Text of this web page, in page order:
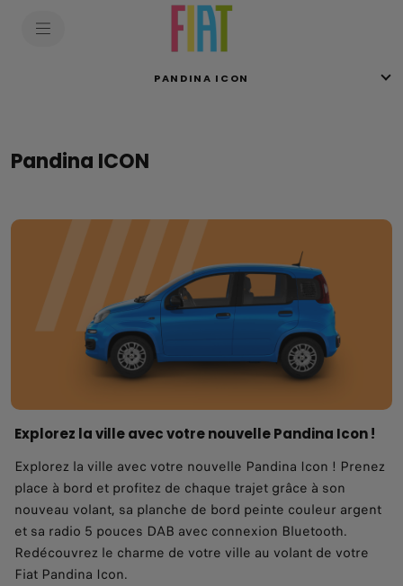
PANDINA ICON
Pandina ICON
Explorez la ville avec votre nouvelle Pandina Icon !
Explorez la ville avec votre nouvelle Pandina Icon ! Prenez
place à bord et profitez de chaque trajet grâce à son
nouveau volant, sa planche de bord peinte couleur argent
et sa radio 5 pouces DAB avec connexion Bluetooth.
Redécouvrez le charme de votre ville au volant de votre
Fiat Pandina Icon.